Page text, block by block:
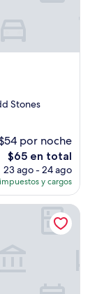
Stones
por noche
El
precio
actual
es
de
$65 en total
23 ago - 24 ago
y cargos